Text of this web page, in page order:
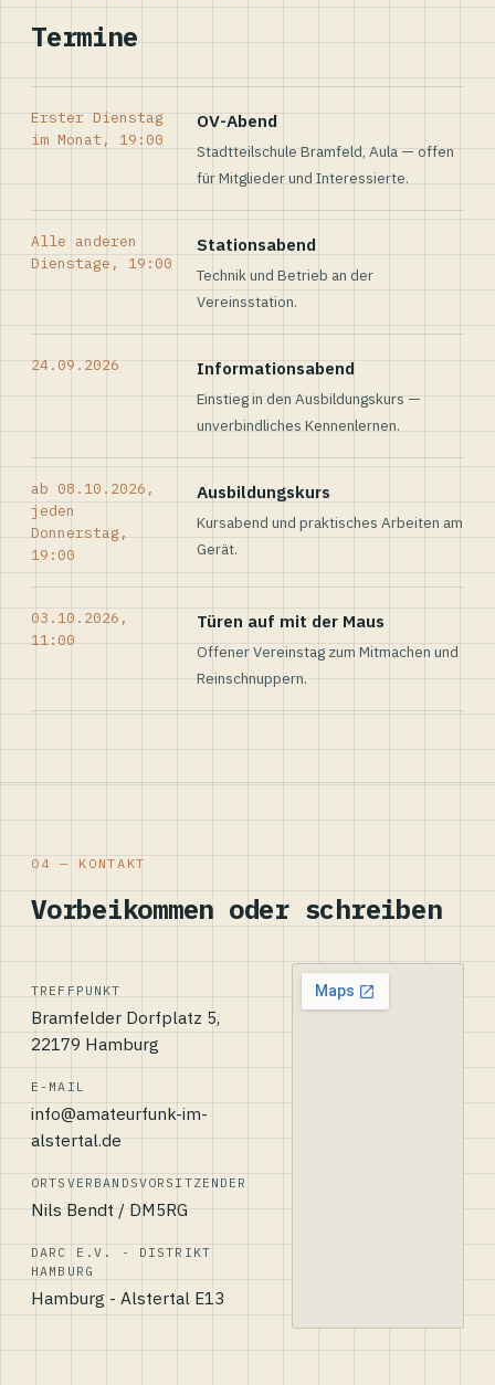
Termine
Erster Dienstag
im Monat, 19:00
OV-Abend
Stadtteilschule Bramfeld, Aula — offen
für Mitglieder und Interessierte.
Alle anderen
Dienstage, 19:00
Stationsabend
Technik und Betrieb an der
Vereinsstation.
24.09.2026 Informationsabend
Einstieg in den Ausbildungskurs —
unverbindliches Kennenlernen.
ab 08.10.2026,
jeden
Donnerstag,
19:00
Ausbildungskurs
Kursabend und praktisches Arbeiten am
Gerät.
03.10.2026,
11:00
Türen auf mit der Maus
Offener Vereinstag zum Mitmachen und
Reinschnuppern.
04 — KONTAKT
Vorbeikommen oder schreiben
TREFFPUNKT
Bramfelder Dorfplatz 5,
22179 Hamburg
E-MAIL
info@amateurfunk-im-
alstertal.de
ORTSVERBANDSVORSITZENDER
Nils Bendt / DM5RG
DARC E.V. - DISTRIKT
HAMBURG
Hamburg - Alstertal E13